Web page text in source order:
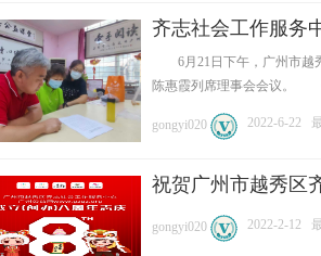
齐志社会工作服务
6月21日下午，广州市越秀
陈惠霞列席理事会会议。
gongyi020 2022-6-22
祝贺广州市越秀区
gongyi020 2022-2-12